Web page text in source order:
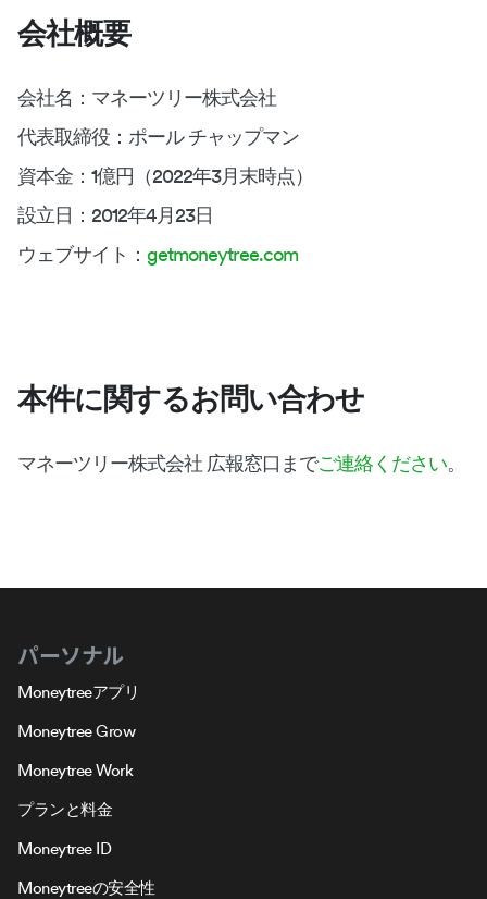
会社概要
会社名：マネーツリー株式会社
代表取締役：ポール チャップマン
資本金：1億円（2022年3月末時点）
設立日：2012年4月23日
ウェブサイト： getmoneytree.com
本件に関するお問い合わせ
マネーツリー株式会社 広報窓口までご連絡ください。
パーソナル
Moneytreeアプリ
Moneytree Grow
Moneytree Work
プランと料金
Moneytree ID
Moneytreeの安全性